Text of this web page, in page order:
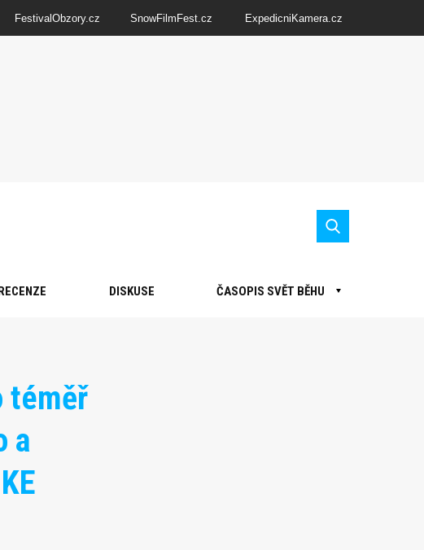
FestivalObzory.cz SnowFilmFest.cz ExpedicniKamera.cz
DISKUSE ČASOPIS SVĚT BĚHU
téměř
a